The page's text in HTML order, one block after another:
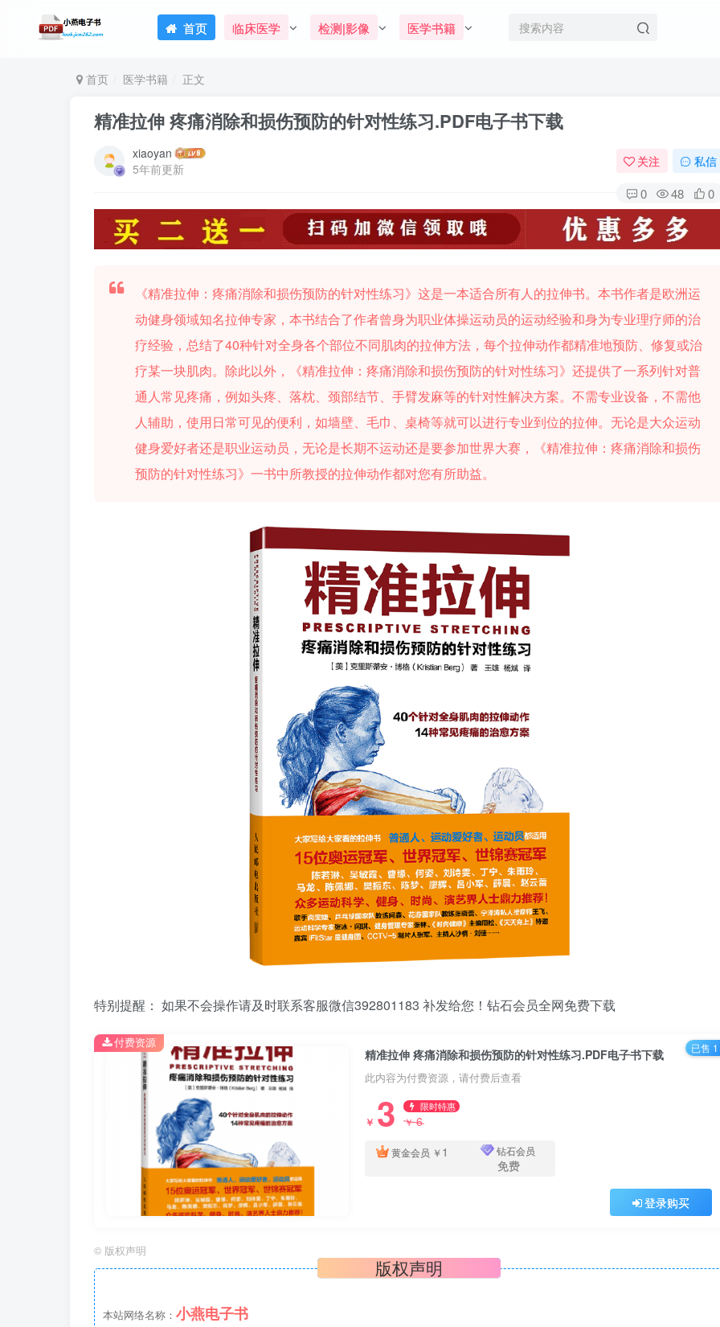
首页 临床医学 检测|影像 医学书籍
首页 医学书籍 正文
精准拉伸 疼痛消除和损伤预防的针对性练习.PDF电子书下载
xiaoyan
5年前更新
关注 私信
0 48 0
《精准拉伸：疼痛消除和损伤预防的针对性练习》这是一本适合所有人的拉伸书。本书作者是欧洲运
动健身领域知名拉伸专家，本书结合了作者曾身为职业体操运动员的运动经验和身为专业理疗师的治
疗经验，总结了40种针对全身各个部位不同肌肉的拉伸方法，每个拉伸动作都精准地预防、修复或治
疗某一块肌肉。除此以外，《精准拉伸：疼痛消除和损伤预防的针对性练习》还提供了一系列针对普
通人常见疼痛，例如头疼、落枕、颈部结节、手臂发麻等的针对性解决方案。不需专业设备，不需他
人辅助，使用日常可见的便利，如墙壁、毛巾、桌椅等就可以进行专业到位的拉伸。无论是大众运动
健身爱好者还是职业运动员，无论是长期不运动还是要参加世界大赛，《精准拉伸：疼痛消除和损伤
预防的针对性练习》一书中所教授的拉伸动作都对您有所助益。
特别提醒： 如果不会操作请及时联系客服微信392801183 补发给您！钻石会员全网免费下载
精准拉伸 疼痛消除和损伤预防的针对性练习.PDF电子书下载
此内容为付费资源，请付费后查看
￥ 3 限时特惠
￥6
黄金会员 ￥ 1 钻石会员
免费
登录购买
付费资源 已售 1
© 版权声明
版权声明
本站网络名称： 小燕电子书